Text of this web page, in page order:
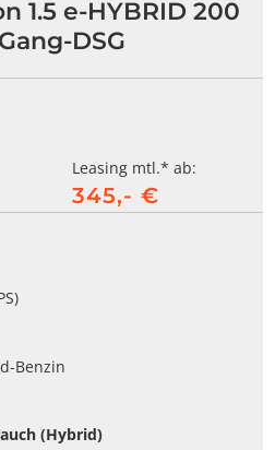
1.5 e-HYBRID 200
DSG
Leasing mtl.* ab:
345,- €
Benzin
(Hybrid)